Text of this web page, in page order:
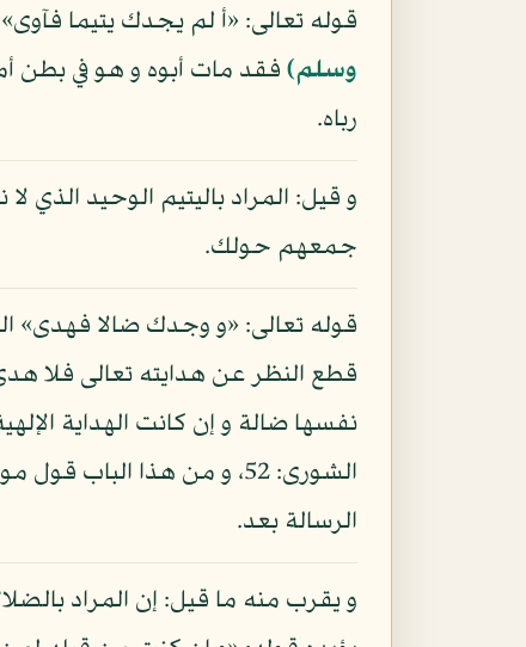
قوله تعالى: «أ لم يجدك يتيما
وسلم) فقد مات أبوه و هو في بطن
رباه.
و قيل: المراد باليتيم الوحيد الذي
جمعهم حولك.
قوله تعالى: «و وجدك ضالا فهدى»
قطع النظر عن هدايته تعالى فلا
نفسها ضالة و إن كانت الهداية
الرسالة بعد.